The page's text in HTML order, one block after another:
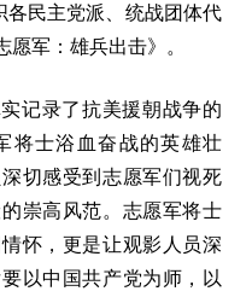
民主党派、统战团体代
军：雄兵出击》。
记录了抗美援朝战争的
将士浴血奋战的英雄壮
切感受到志愿军们视死
崇高风范。志愿军将士
怀，更是让观影人员深
以中国共产党为师，以